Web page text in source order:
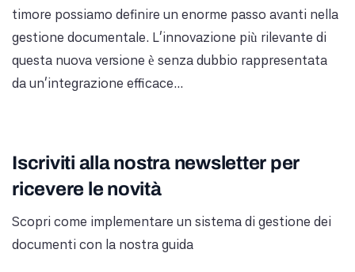
timore possiamo definire un enorme passo avanti nella
gestione documentale. L’innovazione più rilevante di
questa nuova versione è senza dubbio rappresentata
da un’integrazione efficace...
Iscriviti alla nostra newsletter per
ricevere le novità
Scopri come implementare un sistema di gestione dei
documenti con la nostra guida